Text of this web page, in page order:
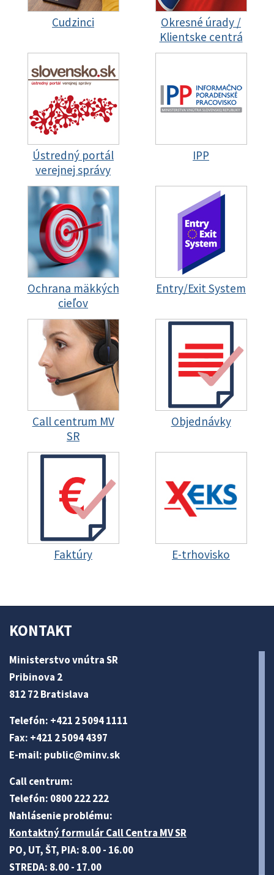
Cudzinci
Okresné úrady /
Klientske centrá
Ústredný portál
verejnej správy
IPP
Ochrana mäkkých
cieľov
Entry/Exit System
Call centrum MV
SR
Objednávky
Faktúry E-trhovisko
KONTAKT
Ministerstvo vnútra SR
Pribinova 2
812 72 Bratislava
Telefón: +421 2 5094 1111
Fax: +421 2 5094 4397
E-mail: public@minv.sk
Call centrum:
Telefón: 0800 222 222
Nahlásenie problému:
Kontaktný formulár Call Centra MV SR
PO, UT, ŠT, PIA: 8.00 - 16.00
STREDA: 8.00 - 17.00